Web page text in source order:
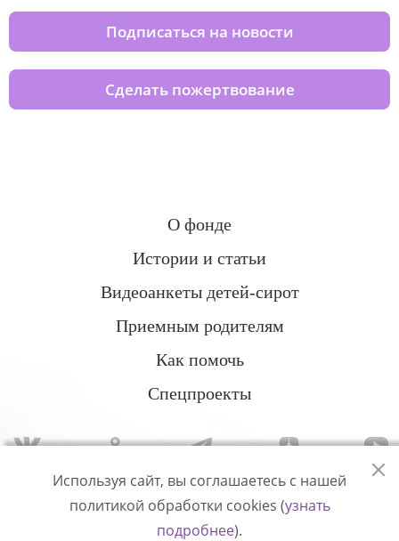
Подписаться на новости
Сделать пожертвование
О фонде
Истории и статьи
Видеоанкеты детей-сирот
Приемным родителям
Как помочь
Спецпроекты
Политика конфиденциальности
Используя сайт, вы соглашаетесь с нашей
политикой обработки cookies (узнать
подробнее).